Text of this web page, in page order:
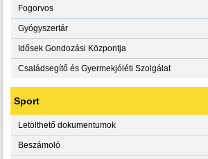
Fogorvos
Gyógyszertár
Idősek Gondozási Központja
Családsegítő és Gyermekjóléti Szolgálat
Sport
Letölthető dokumentumok
Beszámoló